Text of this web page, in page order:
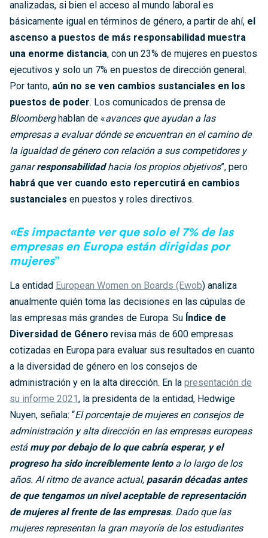
analizadas, si bien el acceso al mundo laboral es
básicamente igual en términos de género, a partir de ahí, el
ascenso a puestos de más responsabilidad muestra
una enorme distancia, con un 23% de mujeres en puestos
ejecutivos y solo un 7% en puestos de dirección general.
Por tanto, aún no se ven cambios sustanciales en los
puestos de poder. Los comunicados de prensa de
Bloomberghablan de «avances que ayudan a las
empresas a evaluar dónde se encuentran en el camino de
la igualdad de género con relación a sus competidores y
ganarresponsabilidadhacia los propios objetivos”, pero
habrá que ver cuando esto repercutirá en cambios
sustanciales en puestos y roles directivos.
«Es impactante ver que solo el 7% de las
empresas en Europa están dirigidas por
mujeres”
La entidad European Women on Boards (Ewob) analiza
anualmente quién toma las decisiones en las cúpulas de
las empresas más grandes de Europa. Su Índice de
Diversidad de Género revisa más de 600 empresas
cotizadas en Europa para evaluar sus resultados en cuanto
a la diversidad de género en los consejos de
administración y en la alta dirección. En la presentación de
su informe 2021 , la presidenta de la entidad, Hedwige
Nuyen, señala: “El porcentaje de mujeres en consejos de
administración y alta dirección en las empresas europeas
está muy por debajo de lo que cabría esperar, y el
progreso ha sido increíblemente lentoa lo largo de los
años. Al ritmo de avance actual, pasarán décadas antes
de que tengamos un nivel aceptable de representación
de mujeres al frente de las empresas. Dado que las
mujeres representan la gran mayoría de los estudiantes